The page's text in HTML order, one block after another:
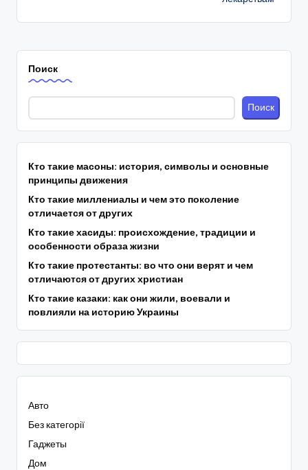
Поиск
Поиск
Кто такие масоны: история, символы и основные
принципы движения
Кто такие миллениалы и чем это поколение
отличается от других
Кто такие хасиды: происхождение, традиции и
особенности образа жизни
Кто такие протестанты: во что они верят и чем
отличаются от других христиан
Кто такие казаки: как они жили, воевали и
повлияли на историю Украины
Авто
Без категорії
Гаджеты
Дом